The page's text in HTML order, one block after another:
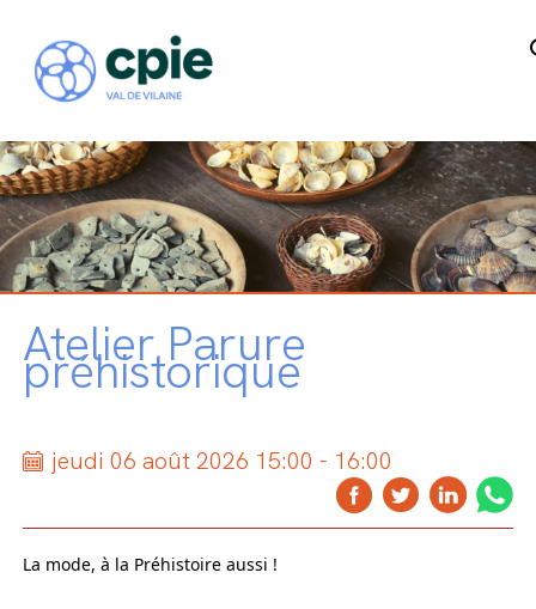
Atelier Parure
préhistorique
jeudi 06 août 2026 15:00 - 16:00
La mode, à la Préhistoire aussi !